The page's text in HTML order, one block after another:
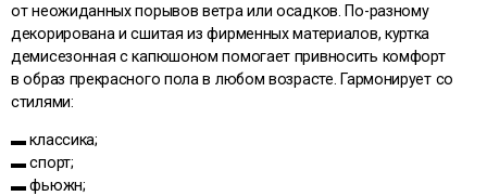
от неожиданных порывов ветра или осадков. По-разному
декорирована и сшитая из фирменных материалов, куртка
демисезонная с капюшоном помогает привносить комфорт
в образ прекрасного пола в любом возрасте. Гармонирует со
стилями:
▬ классика;
▬ спорт;
▬ фьюжн;